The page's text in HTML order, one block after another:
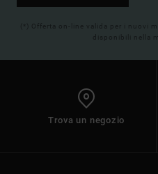
(*) Offerta on-line valida per i nuovi
disponibili nella
Trova un negozio